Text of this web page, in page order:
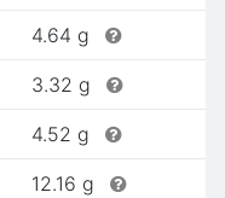
4.64 g
3.32 g
4.52 g
12.16 g